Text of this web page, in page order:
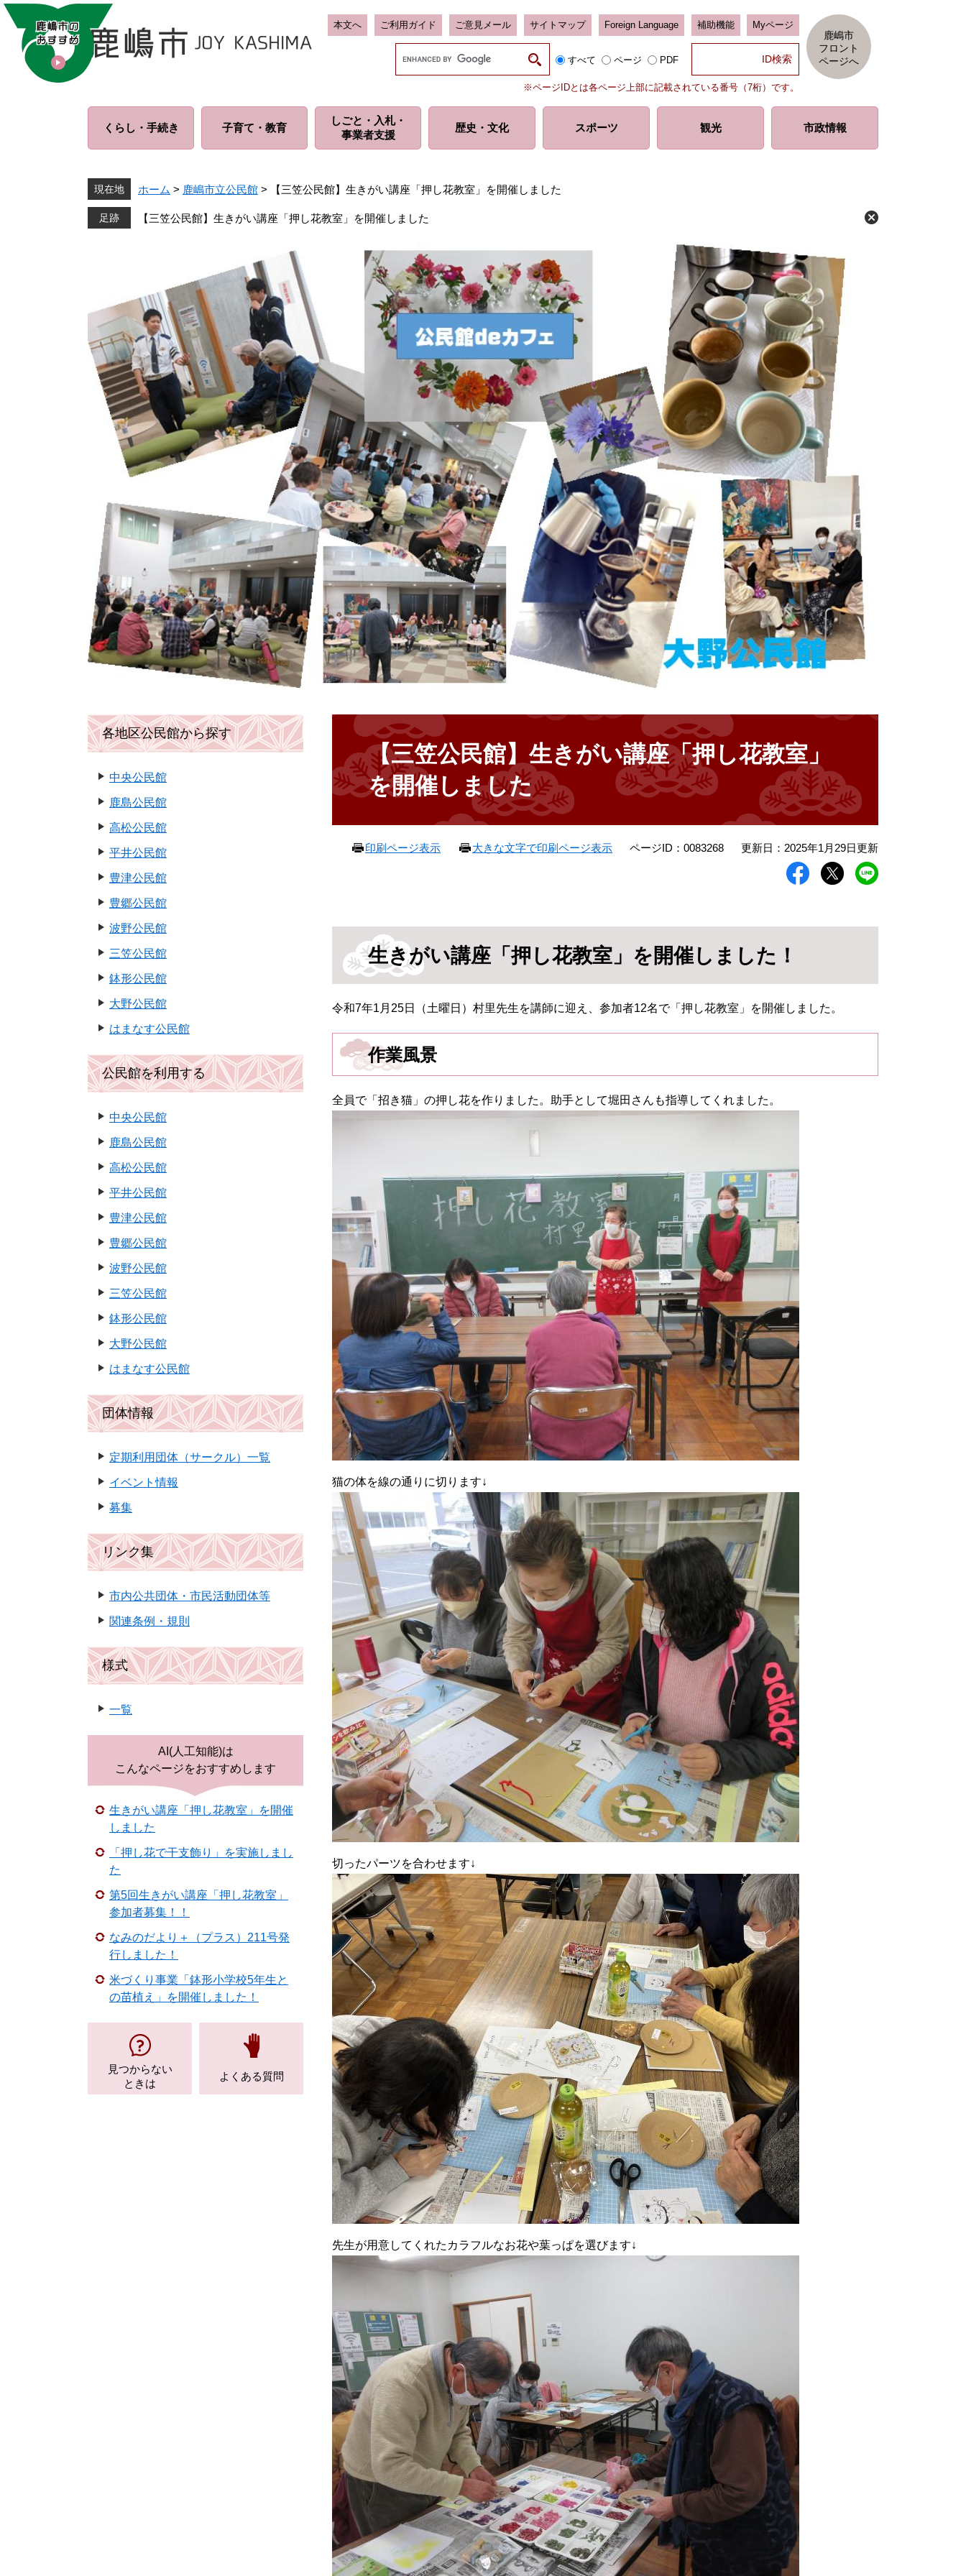
ペ
メ
本文へ ご利用ガイド ご意見メール サイトマップ Foreign Language 補助機能 Myページ
ム
索
すべて ページ PDF
※ページIDとは各ページ上部に記載されている番号（7桁）です。
鹿嶋市
フロント
ページへ
くらし・ 手続き 子育て・ 教育
しごと・入札・
事業者支援
歴史・ 文化 スポーツ 観光 市政情報
現在地 ホーム > 鹿嶋市立公民館 > 【三笠公民館】生きがい講座「押し花教室」を開催しました
【三笠公民館】生きがい講座「押し花教室」を開催しました
【三笠公民館】生きがい講座「押し花教室」
を開催しました
印刷ページ表示 大きな文字で印刷ページ表示 ページID：0083268 更新日：2025年1月29日更新
生きがい講座「押し花教室」を開催しました！
令和7年1月25日（土曜日）村里先生を講師に迎え、参加者12名で「押し花教室」を開催しました。
作業風景
全員で「招き猫」の押し花を作りました。助手として堀田さんも指導してくれました。
猫の体を線の通りに切ります↓
切ったパーツを合わせます↓
先生が用意してくれたカラフルなお花や葉っぱを選びます↓
各地区公民館から探す
中央公民館
鹿島公民館
高松公民館
平井公民館
豊津公民館
豊郷公民館
波野公民館
三笠公民館
鉢形公民館
大野公民館
はまなす公民館
公民館を利用する
中央公民館
鹿島公民館
高松公民館
平井公民館
豊津公民館
豊郷公民館
波野公民館
三笠公民館
鉢形公民館
大野公民館
はまなす公民館
団体情報
定期利用団体（サークル）一覧
イベント情報
募集
リンク集
市内公共団体・市民活動団体等
関連条例・規則
様式
一覧
AI(人工知能)は
こんなページをおすすめします
生きがい講座「押し花教室」を開催
しました
「押し花で干支飾り」を実施しまし
た
第5回生きがい講座「押し花教室」
参加者募集！！
なみのだより＋（プラス）211号発
行しました！
米づくり事業「鉢形小学校5年生と
の苗植え」を開催しました！
見つからない
ときは
よくある質問